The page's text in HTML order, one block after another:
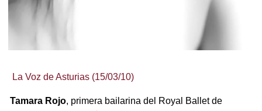
La Voz de Asturias (15/03/10)
Tamara Rojo, primera bailarina del Royal Ballet de